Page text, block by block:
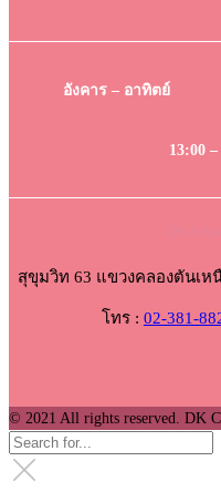
อังคาร – อาทิตย์
13:00
สุขุมวิท 63 แขวงคลองตันเ
โทร : 02-381-
© 2021 All rights reserved. DK